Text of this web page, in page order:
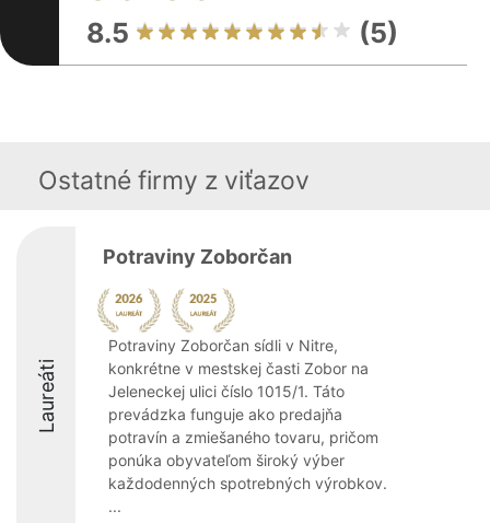
8.5 (5)
Ostatné firmy z viťazov
Laureáti
Potraviny Zoborčan
Potraviny Zoborčan sídli v Nitre,
konkrétne v mestskej časti Zobor na
Jeleneckej ulici číslo 1015/1. Táto
prevádzka funguje ako predajňa
potravín a zmiešaného tovaru, pričom
ponúka obyvateľom široký výber
každodenných spotrebných výrobkov.
...